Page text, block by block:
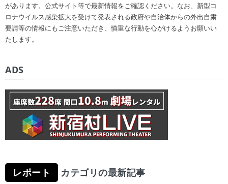
があります。公式サイト等で最新情報をご確認ください。なお、新型コ
ロナウイルス感染拡大を受けて発表される政府や自治体からの外出自粛
要請等の情報にもご注意いただき、慎重な行動を心がけるようお願いい
たします。
ADS
レポート カテゴリの最新記事